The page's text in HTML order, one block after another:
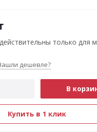
только для
дешевле?
В
Купить в 1 клик